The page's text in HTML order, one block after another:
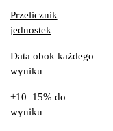
Przelicznik
jednostek
Data obok każdego
wyniku
+10–15% do
wyniku